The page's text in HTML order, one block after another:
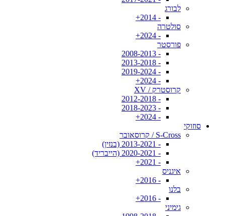
לבורג
- 2014+
סולטרה
- 2024+
פורסטר
- 2008-2013
- 2013-2018
- 2019-2024
- 2024+
קרוסטרק / XV
- 2012-2018
- 2018-2023
- 2024+
סוזוקי
S-Cross / קרוסאובר
- 2013-2021 (בנזין)
- 2020-2021 (הייבריד)
- 2021+
איגניס
- 2016+
בלנו
- 2016+
גימיני